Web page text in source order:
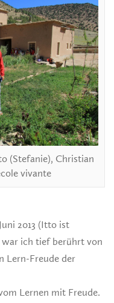
(Stefanie), Christian
vivante
2013 (Itto ist
ich tief berührt von
Lern-Freude der
Lernen mit Freude.